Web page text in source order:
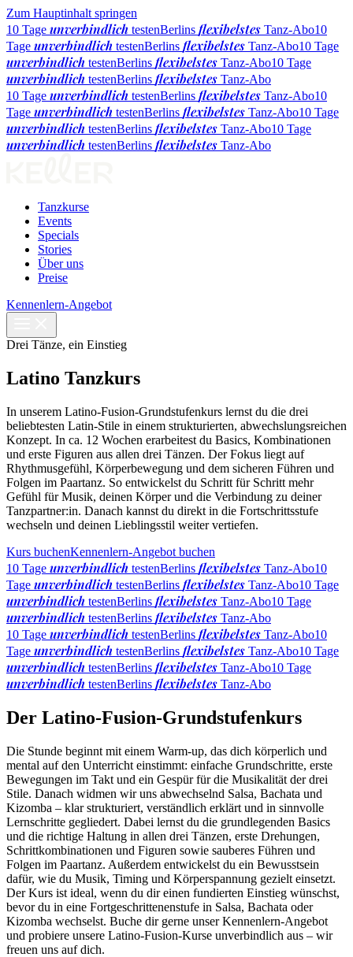
Zum Hauptinhalt springen
10 Tage unverbindlich testenBerlins flexibelstes Tanz-Abo10
Tage unverbindlich testenBerlins flexibelstes Tanz-Abo10 Tage
unverbindlich testenBerlins flexibelstes Tanz-Abo10 Tage
unverbindlich testenBerlins flexibelstes Tanz-Abo
10 Tage unverbindlich testenBerlins flexibelstes Tanz-Abo10
Tage unverbindlich testenBerlins flexibelstes Tanz-Abo10 Tage
unverbindlich testenBerlins flexibelstes Tanz-Abo10 Tage
unverbindlich testenBerlins flexibelstes Tanz-Abo
Tanzkurse
Events
Specials
Stories
Über uns
Preise
Kennenlern-Angebot
Drei Tänze, ein Einstieg
Latino Tanzkurs
In unserem Latino-Fusion-Grundstufenkurs lernst du die drei
beliebtesten Latin-Stile in einem strukturierten, abwechslungsreichen
Konzept. In ca. 12 Wochen erarbeitest du Basics, Kombinationen
und erste Figuren aus allen drei Tänzen. Der Fokus liegt auf
Rhythmusgefühl, Körperbewegung und dem sicheren Führen und
Folgen im Paartanz. So entwickelst du Schritt für Schritt mehr
Gefühl für Musik, deinen Körper und die Verbindung zu deiner
Tanzpartner:in. Danach kannst du direkt in die Fortschrittsstufe
wechseln und deinen Lieblingsstil weiter vertiefen.
Kurs buchenKennenlern-Angebot buchen
10 Tage unverbindlich testenBerlins flexibelstes Tanz-Abo10
Tage unverbindlich testenBerlins flexibelstes Tanz-Abo10 Tage
unverbindlich testenBerlins flexibelstes Tanz-Abo10 Tage
unverbindlich testenBerlins flexibelstes Tanz-Abo
10 Tage unverbindlich testenBerlins flexibelstes Tanz-Abo10
Tage unverbindlich testenBerlins flexibelstes Tanz-Abo10 Tage
unverbindlich testenBerlins flexibelstes Tanz-Abo10 Tage
unverbindlich testenBerlins flexibelstes Tanz-Abo
Der Latino-Fusion-Grundstufenkurs
Die Stunde beginnt mit einem Warm-up, das dich körperlich und
mental auf den Unterricht einstimmt: einfache Grundschritte, erste
Bewegungen im Takt und ein Gespür für die Musikalität der drei
Stile. Danach widmen wir uns abwechselnd Salsa, Bachata und
Kizomba – klar strukturiert, verständlich erklärt und in sinnvolle
Lernschritte gegliedert. Dabei lernst du die grundlegenden Basics
und die richtige Haltung in allen drei Tänzen, erste Drehungen,
Schrittkombinationen und Figuren sowie sauberes Führen und
Folgen im Paartanz. Außerdem entwickelst du ein Bewusstsein
dafür, wie du Musik, Timing und Körperspannung gezielt einsetzt.
Der Kurs ist ideal, wenn du dir einen fundierten Einstieg wünschst,
bevor du in eine Fortgeschrittenenstufe in Salsa, Bachata oder
Kizomba wechselst. Buche dir gerne unser Kennenlern-Angebot
und probiere unsere Latino-Fusion-Kurse unverbindlich aus – wir
freuen uns auf dich.